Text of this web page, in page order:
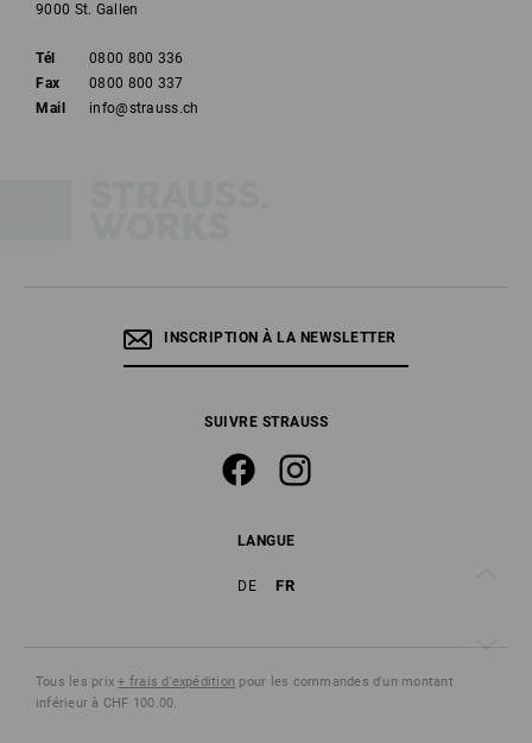
9000 St. Gallen
Tél
0800 800 336
Fax
0800 800 337
Mail
info@strauss.ch
INSCRIPTION À LA NEWSLETTER
SUIVRE STRAUSS
LANGUE
DE FR
Tous les prix+ frais d'expédition pour les commandes d'un montant
inférieur à CHF 100.00.